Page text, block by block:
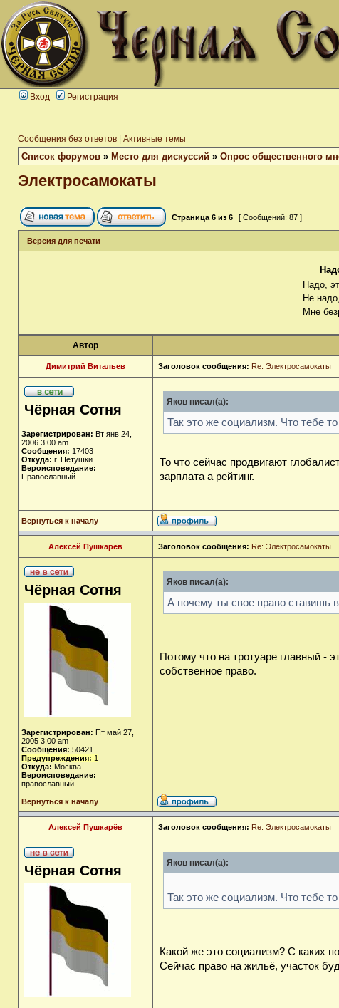
Вход Регистрация
Сообщения без ответов Активные темы
Список форумов » Место для дискуссий » Опрос общественного
Электросамокаты
Страница 6 из 6 [ Сообщений: 87 ]
Версия для печати
Надо,
Не
Мне
Автор
Димитрий Витальев Заголовок сообщения: Re: Электросамокаты
Чёрная Сотня
Зарегистрирован: Вт янв 24,
2006 3:00 am
Сообщения: 17403
Откуда: г. Петушки
Вероисповедание:
Православный
Яков писал(а):
Так это же социализм. Что тебе
То что сейчас продвигают
зарплата а рейтинг.
Вернуться к началу
Алексей Пушкарёв Заголовок сообщения: Re: Электросамокаты
Чёрная Сотня
Зарегистрирован: Пт май 27,
2005 3:00 am
Сообщения: 50421
Предупреждения: 1
Откуда: Москва
Вероисповедание:
православный
Яков писал(а):
А почему ты свое право ставишь
Потому что на тротуаре главный -
собственное право.
Вернуться к началу
Алексей Пушкарёв Заголовок сообщения: Re: Электросамокаты
Чёрная Сотня Яков писал(а):
Так это же социализм. Что тебе
Какой же это социализм? С каких
Сейчас право на жильё, участок